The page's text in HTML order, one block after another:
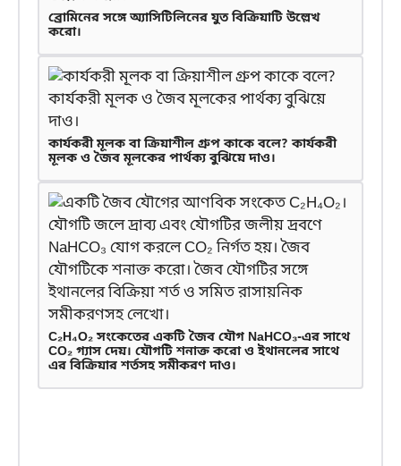
ব্রোমিনের সঙ্গে অ্যাসিটিলিনের যুত বিক্রিয়াটি উল্লেখ
করো।
কার্যকরী মূলক বা ক্রিয়াশীল গ্রুপ কাকে বলে? কার্যকরী
মূলক ও জৈব মূলকের পার্থক্য বুঝিয়ে দাও।
C₂H₄O₂ সংকেতের একটি জৈব যৌগ NaHCO₃-এর সাথে
CO₂ গ্যাস দেয়। যৌগটি শনাক্ত করো ও ইথানলের সাথে
এর বিক্রিয়ার শর্তসহ সমীকরণ দাও।